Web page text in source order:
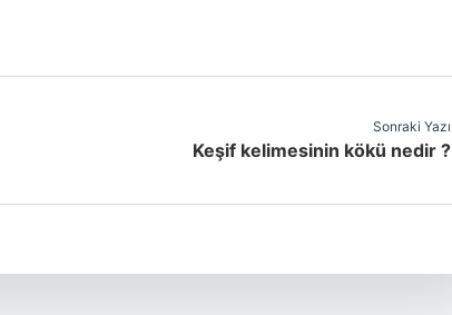
Sonraki Yazı
Keşif kelimesinin kökü nedir ?